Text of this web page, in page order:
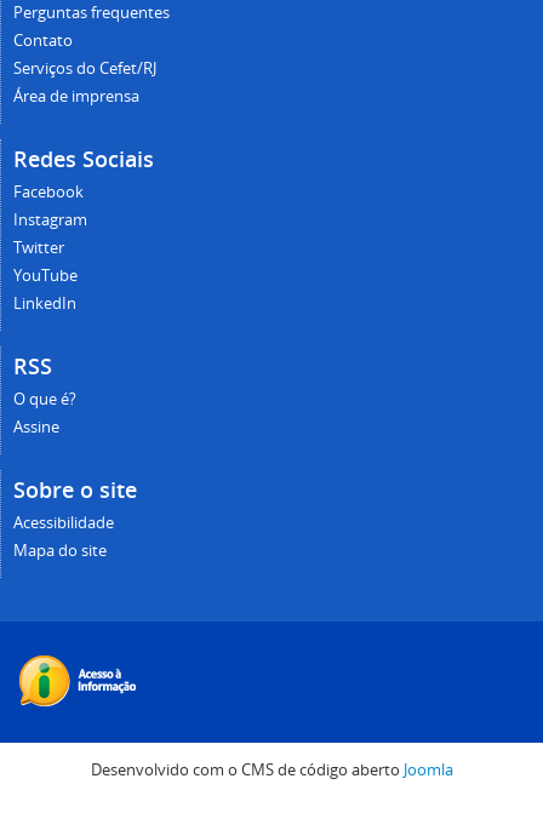
Perguntas frequentes
Contato
Serviços do Cefet/RJ
Área de imprensa
Redes Sociais
Facebook
Instagram
Twitter
YouTube
LinkedIn
RSS
O que é?
Assine
Sobre o site
Acessibilidade
Mapa do site
Desenvolvido com o CMS de código aberto Joomla